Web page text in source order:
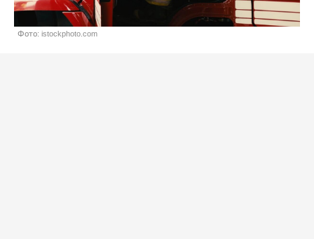
Фото: istockphoto.com